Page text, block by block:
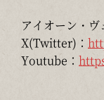
アイオーン・
X(Twitter)：
Youtube：